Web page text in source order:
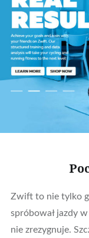
Zwift to nie tylko
spróbował jazdy
nie zrezygnuje.